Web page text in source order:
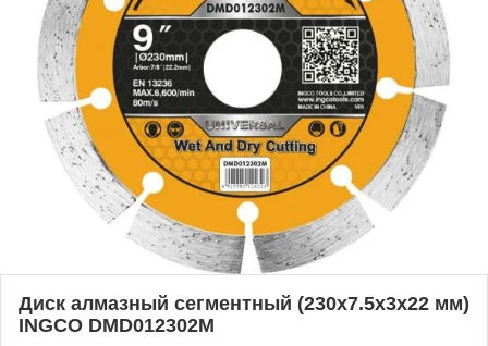
Диск алмазный сегментный (230х7.5х3х22 мм)
INGCO DMD012302M